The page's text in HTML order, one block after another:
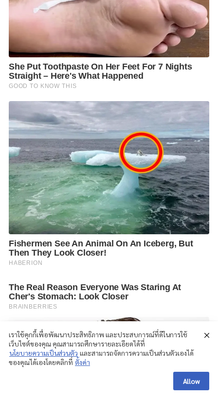
เราใช้คุกกี้เพื่อพัฒนาประสิทธิภาพ และประสบการณ์ที่ดีในการใช้
เว็บไซต์ของคุณ คุณสามารถศึกษารายละเอียดได้ที่
นโยบายความเป็นส่วนตัว และสามารถจัดการความเป็นส่วนตัวเองได้
ของคุณได้เองโดยคลิกที่ ตั้งค่า
Allow